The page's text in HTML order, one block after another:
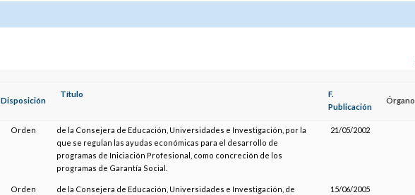
Disposición
Título
F.
Publicación
Órgano
Orden
de la Consejera de Educación, Universidades e Investigación, por la
que se regulan las ayudas económicas para el desarrollo de
programas de Iniciación Profesional, como concreción de los
programas de Garantía Social.
21/05/2002
Orden
de la Consejera de Educación, Universidades e Investigación, de
15/06/2005